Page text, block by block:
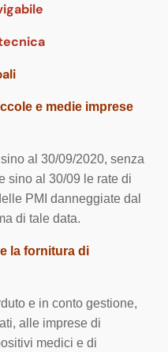
e medie imprese
al 30/09/2020, senza
sino al 30/09 le rate di
PMI danneggiate dal
di tale data.
la fornitura di
e in conto gestione,
alle imprese di
medici e di